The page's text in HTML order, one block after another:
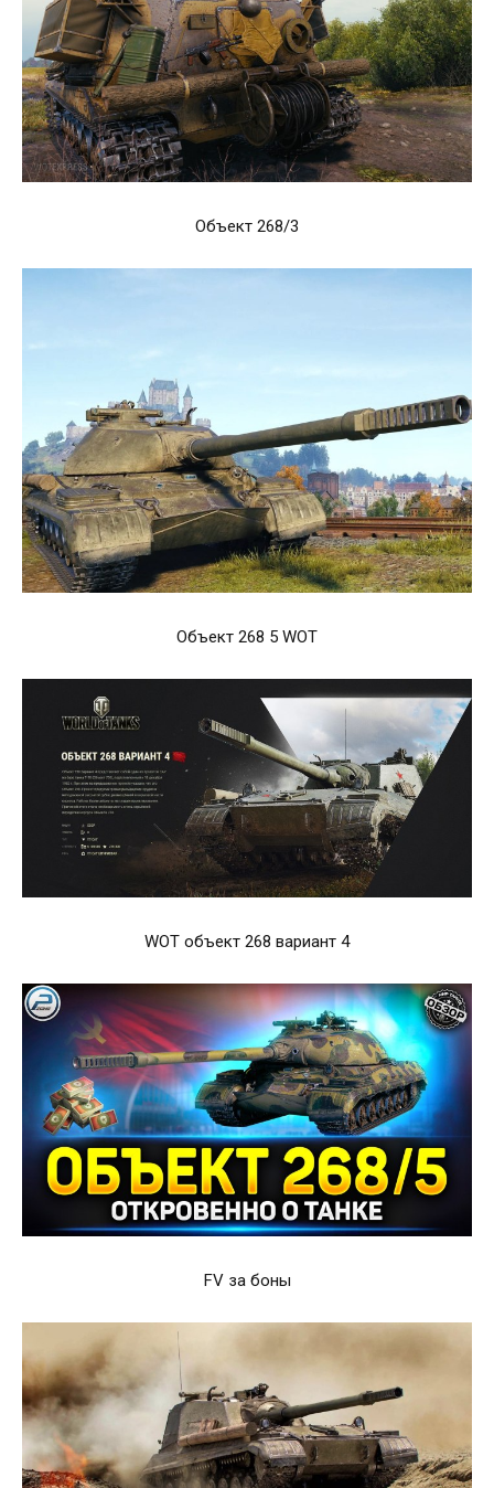
Объект 268/3
Объект 268 5 WOT
WOT объект 268 вариант 4
FV за боны